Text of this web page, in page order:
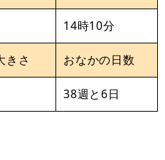
14時10分
きさ おなかの日数
38週と6日